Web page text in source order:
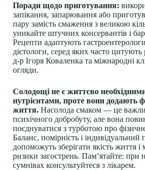
Поради щодо приготування:
запікання, запарювання або
пару замість смаження з великою
уникайте штучних консервантів і
Рецепти адаптують
дієтологи, серед яких часто цитують
д-р Ігоря Коваленка та міжнародні
огляди.
Солодощі не є життєво
нутрієнтами, проте вони додають
життя. Насолода смаком — це
психічного добробуту, але вона
поєднуватися з турботою про
Баланс, помірність і індивідуальний
допоможуть зберігати якість життя і
ризики загострень. Пам’ятайте:
сумнівах консультуйтеся з лікарем.